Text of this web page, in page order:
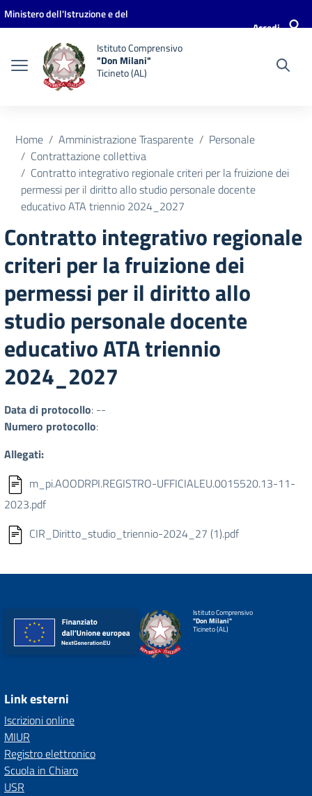
Vai ai contenuti
Vai al menu di navigazione
Vai al footer
Ministero dell'Istruzione e del
Accedi
Istituto Comprensivo
"Don Milani"
Ticineto (AL)
Home Amministrazione Trasparente
Personale
Contrattazione collettiva
Contratto integrativo regionale criteri per la fruizione dei
permessi per il diritto allo studio personale docente
educativo ATA triennio 2024_2027
Contratto integrativo regionale
criteri per la fruizione dei
permessi per il diritto allo
studio personale docente
educativo ATA triennio
2024_2027
Data di protocollo: --
Numero protocollo:
Allegati:
m_pi.AOODRPI.REGISTRO-UFFICIALEU.0015520.13-11-
2023.pdf
CIR_Diritto_studio_triennio-2024_27 (1).pdf
Istituto Comprensivo
"Don Milani"
Ticineto (AL)
Link esterni
Iscrizioni online
MIUR
Registro elettronico
Scuola in Chiaro
USR